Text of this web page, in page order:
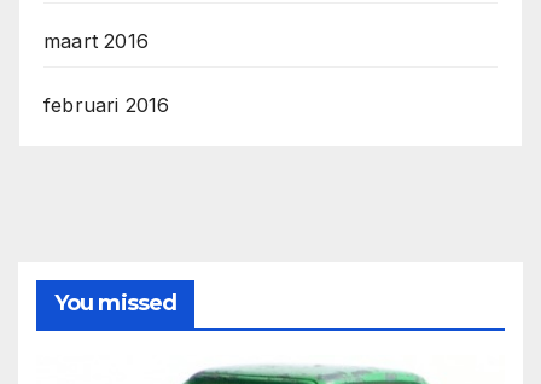
maart 2016
februari 2016
You missed